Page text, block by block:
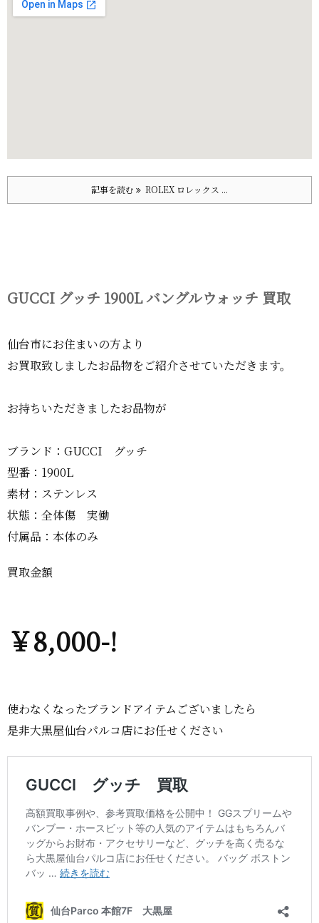
記事を読む ROLEX ロレックス ...
GUCCI グッチ 1900L バングルウォッチ 買取
仙台市にお住まいの方より
お買取致しましたお品物をご紹介させていただきます。
お持ちいただきましたお品物が
ブランド：GUCCI グッチ
型番：1900L
素材：ステンレス
状態：全体傷 実働
付属品：本体のみ
買取金額
￥8,000-!
使わなくなったブランドアイテムございましたら
是非大黒屋仙台パルコ店にお任せください